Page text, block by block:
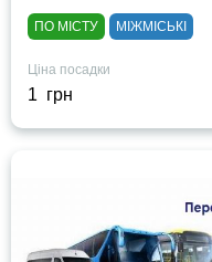
ПО МІСТУ МІЖМІСЬКІ
Ціна посадки
1 грн